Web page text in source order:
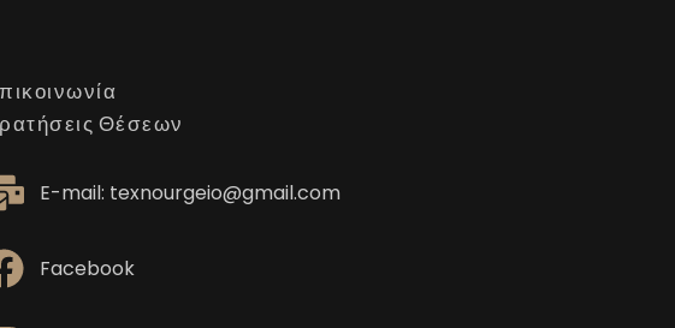
Θέσεων
E-mail: texnourgeio@gmail.com
Facebook